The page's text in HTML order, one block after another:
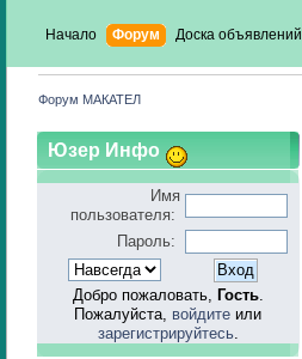
Начало Форум Доска объявлений
Форум МАКАТЕЛ
Юзер Инфо
Имя
пользователя:
Пароль:
Добро пожаловать, Гость.
Пожалуйста, войдите или
зарегистрируйтесь.